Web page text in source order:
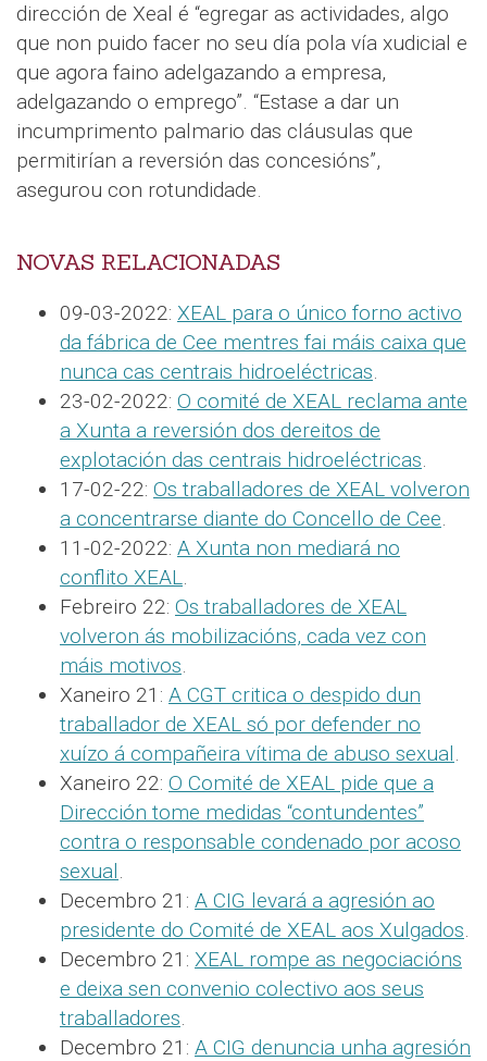
dirección de Xeal é “egregar as actividades, algo
que non puido facer no seu día pola vía xudicial e
que agora faino adelgazando a empresa,
adelgazando o emprego”. “Estase a dar un
incumprimento palmario das cláusulas que
permitirían a reversión das concesións”,
asegurou con rotundidade.
NOVAS RELACIONADAS
09-03-2022: XEAL para o único forno activo
da fábrica de Cee mentres fai máis caixa que
nunca cas centrais hidroeléctricas.
23-02-2022: O comité de XEAL reclama ante
a Xunta a reversión dos dereitos de
explotación das centrais hidroeléctricas.
17-02-22: Os traballadores de XEAL volveron
a concentrarse diante do Concello de Cee.
11-02-2022: A Xunta non mediará no
conflito XEAL.
Febreiro 22: Os traballadores de XEAL
volveron ás mobilizacións, cada vez con
máis motivos.
Xaneiro 21: A CGT critica o despido dun
traballador de XEAL só por defender no
xuízo á compañeira vítima de abuso sexual.
Xaneiro 22: O Comité de XEAL pide que a
Dirección tome medidas “contundentes”
contra o responsable condenado por acoso
sexual.
Decembro 21: A CIG levará a agresión ao
presidente do Comité de XEAL aos Xulgados.
Decembro 21: XEAL rompe as negociacións
e deixa sen convenio colectivo aos seus
traballadores.
Decembro 21: A CIG denuncia unha agresión